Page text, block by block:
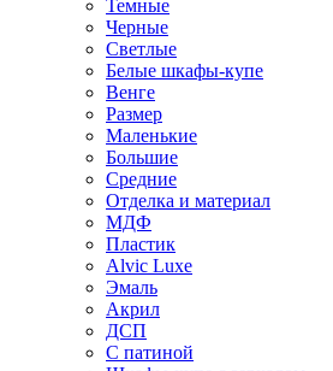
Темные
Черные
Светлые
Белые шкафы-купе
Венге
Размер
Маленькие
Большие
Средние
Отделка и материал
МДФ
Пластик
Alvic Luxe
Эмаль
Акрил
ДСП
С патиной